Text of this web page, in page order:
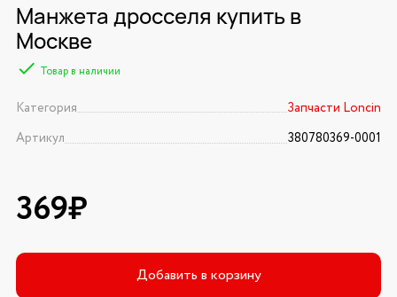
Манжета дросселя купить в
Москве
Товар в наличии
Категория
Запчасти Loncin
Артикул
380780369-0001
369₽
Добавить в корзину